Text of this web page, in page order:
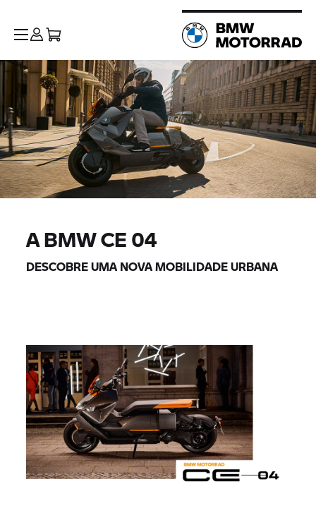
ABMW CE 04
DESCOBRE UMA NOVA MOBILIDADE URBANA